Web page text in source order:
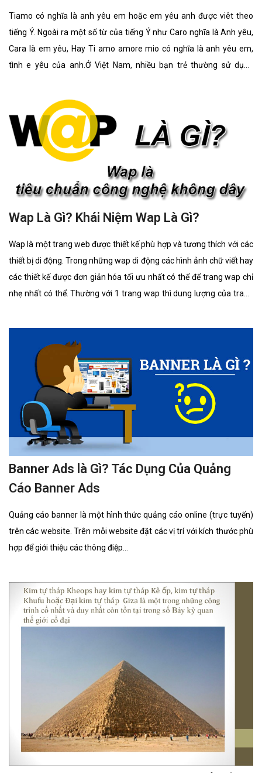
Tiamo có nghĩa là anh yêu em hoặc em yêu anh được viêt theo
tiếng Ý. Ngoài ra một số từ của tiếng Ý như Caro nghĩa là Anh yêu,
Cara là em yêu, Hay Ti amo amore mio có nghĩa là anh yêu em,
tình e yêu của anh.Ở Việt Nam, nhiều bạn trẻ thường sử dụng
tỏ tình hay để bộc lộ tình yêu với nhau. Vì có thể nói ,câu nói “anh
yêu em hay em yêu em” rất khó nói khi đối mặt nhau, những sử
dụng các ngôn ngữ của các nước khác thì giúp bạn có thể nói
Wap Là Gì? Khái Niệm Wap Là Gì?
Wap là một trang web được thiết kế phù hợp và tương thích với các
thiết bị di động. Trong những wap di động các hình ảnh chữ viết hay
các thiết kế được đơn giản hóa tối ưu nhất có thể để trang wap chỉ
nhẹ nhất có thể. Thường với 1 trang wap thì dung lượng của trang
Wap để tải hình nền và nhạc chuông hay các ứng dụng cho dế yêu
hoặc máy tính của mình đồng thời thông qua Wap bạn cũng có thể
nhận maik và xem các tin tức về lĩnh vực
Banner Ads là Gì? Tác Dụng Của Quảng
Cáo Banner Ads
Quảng cáo banner là một hình thức quảng cáo online (trực tuyến)
trên các website. Trên mỗi website đặt các vị trí với kích thước phù
hợp để giới thiệu các thông điệp...